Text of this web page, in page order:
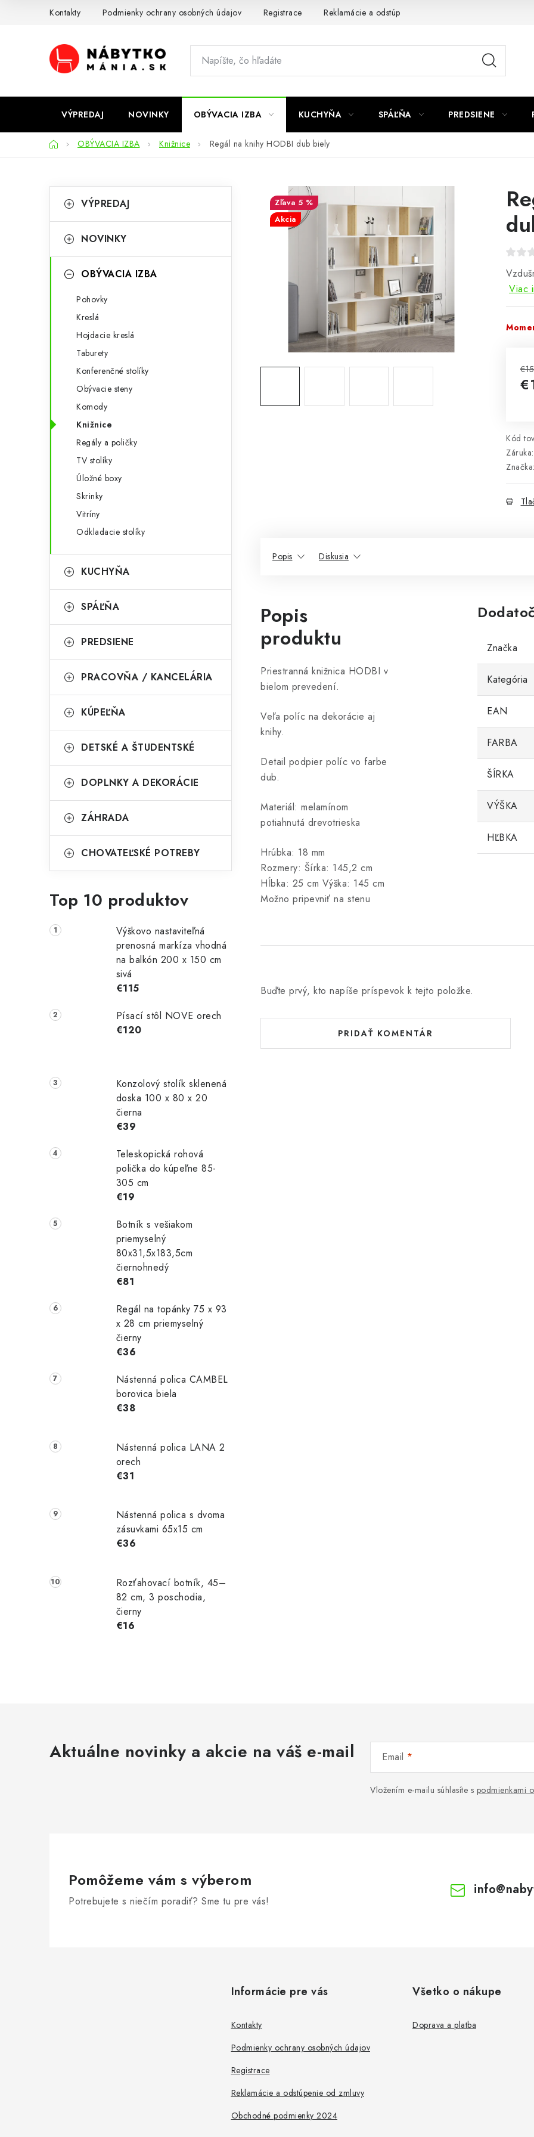
Kontakty Podmienky ochrany osobných údajov Registrace Reklamácie a odstúpenie od zmluvy
VÝPREDAJ NOVINKY OBÝVACIA IZBA KUCHYŇA SPÁĽŇA PREDSIENE
DomovOBÝVACIA IZBA Knižnice Regál na knihy HODBI dub biely
o
n
kategórie
a
e
VÝPREDAJ
NOVINKY
OBÝVACIA IZBA
Pohovky
Kreslá
Hojdacie kreslá
Taburety
Konferenčné stolíky
Obývacie steny
Komody
Knižnice
Regály a poličky
TV stolíky
Úložné boxy
Skrinky
Vitríny
Odkladacie stolíky
KUCHYŇA
SPÁĽŇA
PREDSIENE
PRACOVŇA / KANCELÁRIA
KÚPEĽŇA
DETSKÉ A ŠTUDENTSKÉ
DOPLNKY A DEKORÁCIE
ZÁHRADA
CHOVATEĽSKÉ POTREBY
Top 10 produktov
Výškovo nastaviteľná
prenosná markíza vhodná
na balkón 200 x 150 cm
sivá
€115
Písací stôl NOVE orech
€120
Konzolový stolík sklenená
doska 100 x 80 x 20
čierna
€39
Teleskopická rohová
polička do kúpeľne 85-
305 cm
€19
Botník s vešiakom
priemyselný
80x31,5x183,5cm
čiernohnedý
€81
Regál na topánky 75 x 93
x 28 cm priemyselný
čierny
€36
Nástenná polica CAMBEL
borovica biela
€38
Nástenná polica LANA 2
orech
€31
Nástenná polica s dvoma
zásuvkami 65x15 cm
€36
Rozťahovací botník, 45–
82 cm, 3 poschodia,
čierny
€16
Viac
Kód
Záruka:
Značka:
5 %
Akcia
Popis Diskusia
Popis
produktu
Priestranná knižnica HODBI v
bielom prevedení.
Veľa políc na dekorácie aj
knihy.
Detail podpier políc vo farbe
dub.
Materiál: melamínom
potiahnutá drevotrieska
Hrúbka: 18 mm
Rozmery: Šírka: 145,2 cm
Hĺbka: 25 cm Výška: 145 cm
Možno pripevniť na stenu
Značka
Kategória
EAN
FARBA
ŠÍRKA
VÝŠKA
HĽBKA
Buďte prvý, kto napíše príspevok k tejto položke.
PRIDAŤ KOMENTÁR
Aktuálne novinky a akcie na váš e-mail Email
Vložením e-mailu súhlasíte s podmienkami
Pomôžeme vám s výberom
Potrebujete s niečím poradiť? Sme tu pre vás!
info@
Informácie pre vás
Kontakty
Podmienky ochrany osobných údajov
Registrace
Reklamácie a odstúpenie od zmluvy
Obchodné podmienky 2024
Všetko o nákupe
Doprava a platba